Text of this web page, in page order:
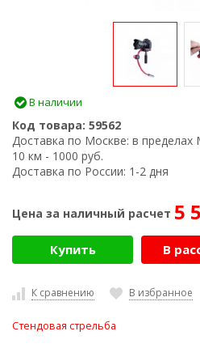
В наличии
Код товара: 59562
Доставка по Москве: в
10 км - 1000 руб.
Доставка по России: 1-2 дня
Цена за наличный расчет 5
Купить В
К сравнению В избранное
Стендовая стрельба